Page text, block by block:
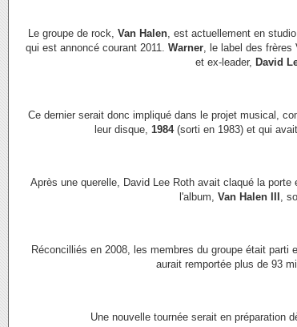
Le groupe de rock, Van Halen, est actuellement en
qui est annoncé courant 2011. Warner, le label des frères
et ex-leader, David
Ce dernier serait donc impliqué dans le projet musical,
leur disque, 1984(sorti en 1983) et qui
Après une querelle, David Lee Roth avait claqué la porte
l'album, Van Halen III ,
Réconcilliés en 2008, les membres du groupe était parti
aurait remportée plus de 93
Une nouvelle tournée serait en préparation